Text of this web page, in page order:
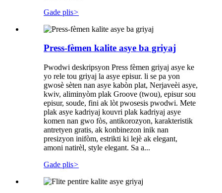
Gade plis>
Press-fèmen kalite asye ba griyaj
Pwodwi deskripsyon Press fèmen griyaj asye ke
yo rele tou griyaj la asye episur. li se pa yon
gwosè sèten nan asye kabòn plat, Nerjaveèi asye,
kwiv, aliminyòm plak Groove (twou), episur sou
episur, soude, fini ak lòt pwosesis pwodwi. Mete
plak asye kadriyaj kouvri plak kadriyaj asye
komen nan gwo fòs, antikorozyon, karakteristik
antretyen gratis, ak konbinezon inik nan
presizyon inifòm, estrikti ki lejè ak elegant,
amoni natirèl, style elegant. Sa a...
Gade plis>